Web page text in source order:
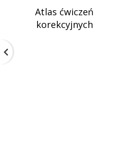
Atlas ćwiczeń
korekcyjnych